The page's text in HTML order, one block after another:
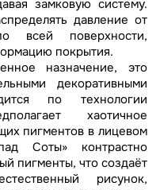
замковую систему.
давление от
всей поверхности,
покрытия.
назначение, это
декоративными
по технологии
хаотичное
пигментов в лицевом
Соты» контрастно
пигменты, что создаёт
рисунок,